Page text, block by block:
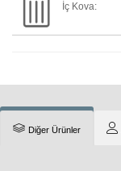
İç Kova:
Diğer Ürünler